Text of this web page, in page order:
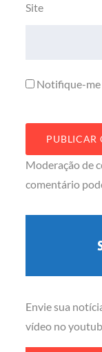
Site
Notifique-me
Moderação de
comentário
Envie sua
vídeo no